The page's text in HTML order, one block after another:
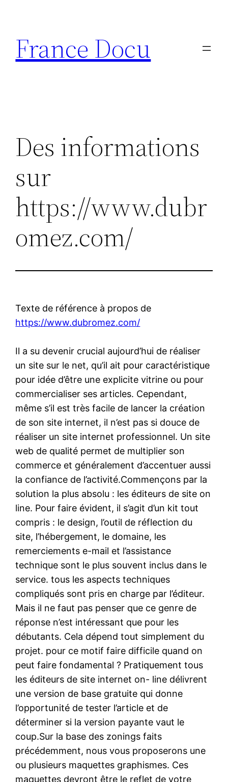
contenu
France Docu
Des informations
sur
https://www.dubr
omez.com/
Texte de référence à propos de
https://www.dubromez.com/
Il a su devenir crucial aujourd’hui de réaliser
un site sur le net, qu’il ait pour caractéristique
pour idée d’être une explicite vitrine ou pour
commercialiser ses articles. Cependant,
même s’il est très facile de lancer la création
de son site internet, il n’est pas si douce de
réaliser un site internet professionnel. Un site
web de qualité permet de multiplier son
commerce et généralement d’accentuer aussi
la confiance de l’activité.Commençons par la
solution la plus absolu : les éditeurs de site on
line. Pour faire évident, il s’agit d’un kit tout
compris : le design, l’outil de réflection du
site, l’hébergement, le domaine, les
remerciements e-mail et l’assistance
technique sont le plus souvent inclus dans le
service. tous les aspects techniques
compliqués sont pris en charge par l’éditeur.
Mais il ne faut pas penser que ce genre de
réponse n’est intéressant que pour les
débutants. Cela dépend tout simplement du
projet. pour ce motif faire difficile quand on
peut faire fondamental ? Pratiquement tous
les éditeurs de site internet on- line délivrent
une version de base gratuite qui donne
l’opportunité de tester l’article et de
déterminer si la version payante vaut le
coup.Sur la base des zonings faits
précédemment, nous vous proposerons une
ou plusieurs maquettes graphismes. Ces
maquettes devront être le reflet de votre